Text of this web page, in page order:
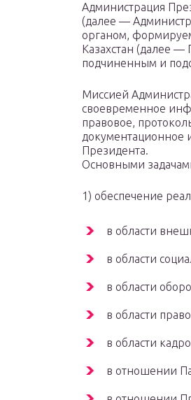
Администрация
(далее —
органом,
Казахстан (далее —
подчиненным и
Миссией
своевременное
правовое,
документационное
Президента.
Основными
1) обеспечение
в области
в области
в области
в области
в области
в отношении